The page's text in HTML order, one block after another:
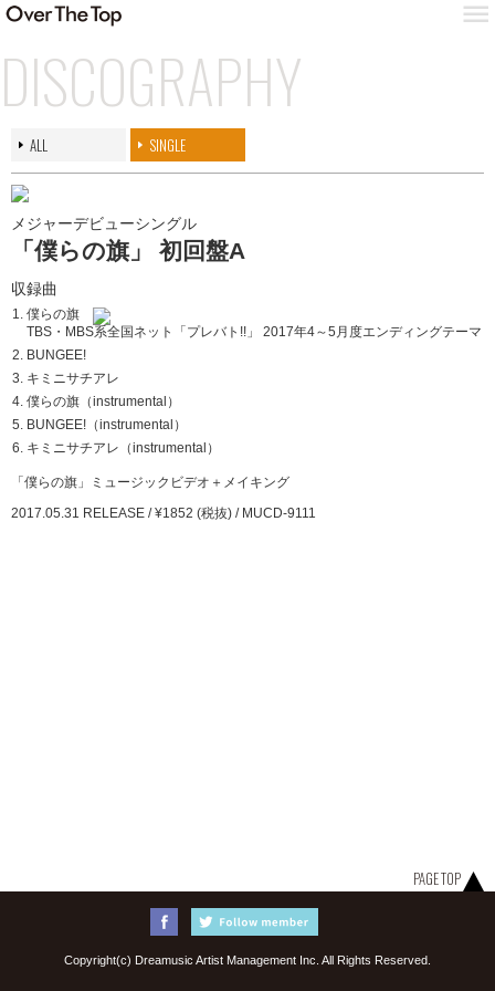
DISCOGRAPHY
ALL SINGLE
メジャーデビューシングル
「僕らの旗」 初回盤A
収録曲
僕らの旗
TBS・MBS系全国ネット「プレバト!!」
2017年4～5月度エンディングテーマ
BUNGEE!
キミニサチアレ
僕らの旗（instrumental）
BUNGEE!（instrumental）
キミニサチアレ（instrumental）
「僕らの旗」ミュージックビデオ＋メイキング
2017.05.31 RELEASE / ¥1852 (税抜) / MUCD-9111
PAGE TOP
Copyright(c) Dreamusic Artist Management Inc. All Rights Reserved.